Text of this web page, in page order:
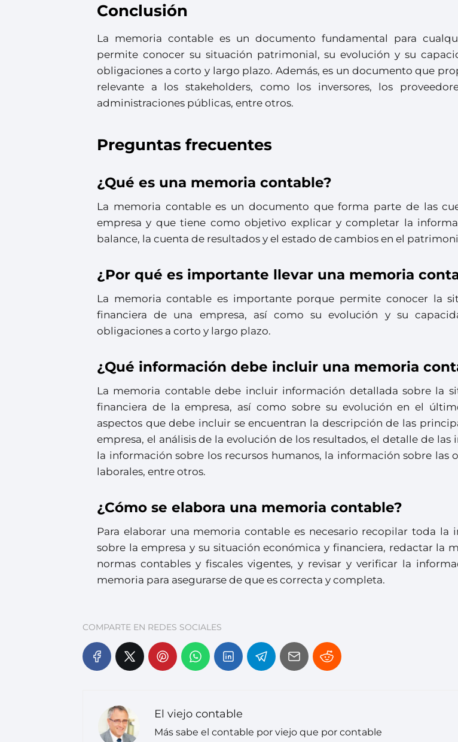
Conclusión
La memoria contable es un documento fundamental para
permite conocer su situación patrimonial, su evolución y su
obligaciones a corto y largo plazo. Además, es un documento que
relevante a los stakeholders, como los inversores, los
administraciones públicas, entre otros.
Preguntas frecuentes
¿Qué es una memoria contable?
La memoria contable es un documento que forma parte de las
empresa y que tiene como objetivo explicar y completar la
balance, la cuenta de resultados y el estado de cambios en el
¿Por qué es importante llevar una memoria
La memoria contable es importante porque permite conocer la
financiera de una empresa, así como su evolución y su
obligaciones a corto y largo plazo.
¿Qué información debe incluir una memoria
La memoria contable debe incluir información detallada sobre la
financiera de la empresa, así como sobre su evolución en el
aspectos que debe incluir se encuentran la descripción de las
empresa, el análisis de la evolución de los resultados, el detalle de las
la información sobre los recursos humanos, la información sobre las
laborales, entre otros.
¿Cómo se elabora una memoria contable?
Para elaborar una memoria contable es necesario recopilar toda la
sobre la empresa y su situación económica y financiera, redactar la
normas contables y fiscales vigentes, y revisar y verificar la
memoria para asegurarse de que es correcta y completa.
COMPARTE EN REDES SOCIALES
El viejo contable
Más sabe el contable por viejo que por contable